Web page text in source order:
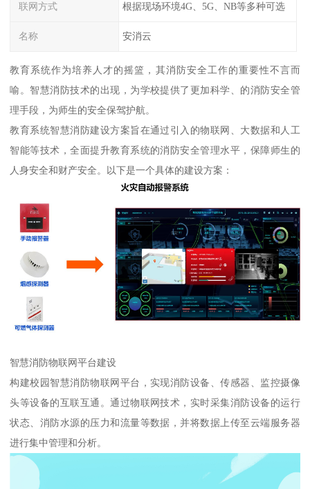
联网方式 根据现场环境4G、5G、NB等多种可选
名称 安消云
教育系统作为培养人才的摇篮，其消防安全工作的重要性不言而
喻。智慧消防技术的出现，为学校提供了更加科学、的消防安全管
理手段，为师生的安全保驾护航。
教育系统智慧消防建设方案旨在通过引入的物联网、大数据和人工
智能等技术，全面提升教育系统的消防安全管理水平，保障师生的
人身安全和财产安全。以下是一个具体的建设方案：
智慧消防物联网平台建设
构建校园智慧消防物联网平台，实现消防设备、传感器、监控摄像
头等设备的互联互通。通过物联网技术，实时采集消防设备的运行
状态、消防水源的压力和流量等数据，并将数据上传至云端服务器
进行集中管理和分析。